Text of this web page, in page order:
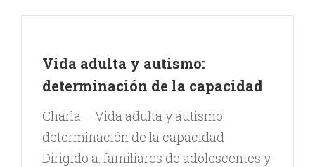
Vida adulta y autismo:
determinación de la capacidad
Charla – Vida adulta y autismo:
determinación de la capacidad
Dirigido a: familiares de adolescentes y